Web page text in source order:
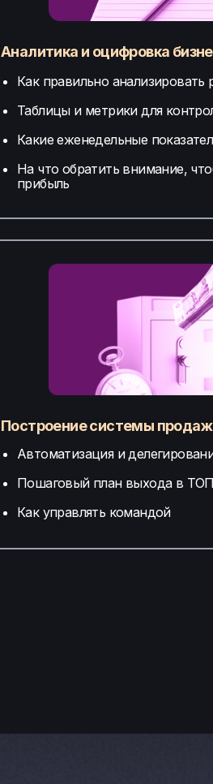
Построение системы продаж
Автоматизация и
Пошаговый план выхода в ТОП
Как управлять командой
Аналитика и оцифровка
Как правильно анализировать
Таблицы и метрики для
Какие еженедельные
На что обратить внимание,
прибыль